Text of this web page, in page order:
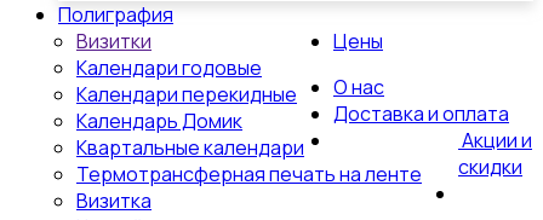
Полиграфия
Визитки
Календари годовые
Календари перекидные
Календарь Домик
Квартальные календари
Термотрансферная печать на ленте
Визитка
Цены
О нас
Доставка и оплата
Акции и
скидки